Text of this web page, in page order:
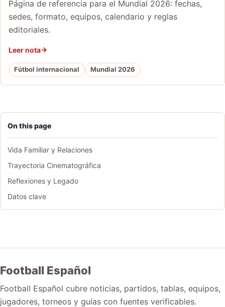
On this page
Vida Familiar y Relaciones
Trayectoria Cinematográfica
Reflexiones y Legado
Datos clave
Página de referencia para el Mundial 2026: fechas,
sedes, formato, equipos, calendario y reglas
editoriales.
Leer nota
Fútbol internacional Mundial 2026
Football Español
Football Español cubre noticias, partidos, tablas, equipos,
jugadores, torneos y guías con fuentes verificables.